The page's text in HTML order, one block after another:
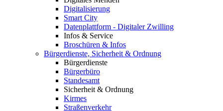
Digitalisierung
Smart City
Datenplattform - Digitaler Zwilling
Infos & Service
Broschüren & Infos
Bürgerdienste, Sicherheit & Ordnung
Bürgerdienste
Bürgerbüro
Standesamt
Sicherheit & Ordnung
Kirmes
Straßenverkehr